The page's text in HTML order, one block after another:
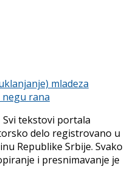
mladeza
rana
tekstovi portala
delo registrovano u
Republike Srbije. Svako
i presnimavanje je